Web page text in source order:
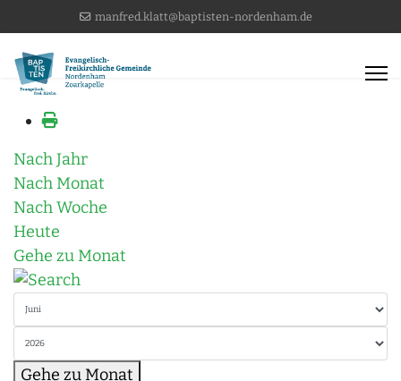
manfred.klatt@baptisten-nordenham.de
Nach Jahr
Nach Monat
Nach Woche
Heute
Gehe zu Monat
Gehe zu Monat